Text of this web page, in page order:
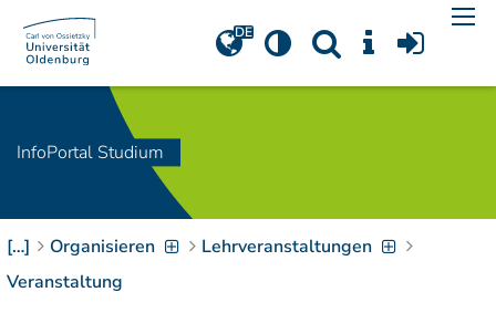
Navigation[Access-Key 1
Choose other language
Zum Inhalt springen
[Access-Key 2
Zur Suche springen
[Access-Key 4]
Zur Hauptnavigation
InfoPortal Studium
[…] Organisieren
Lehrveranstaltungen
Veranstaltung